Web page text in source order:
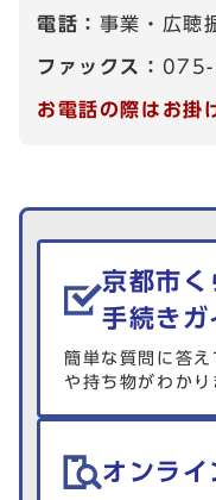
電話： 事業・広
ファックス：
お電話の際はお掛
生活情報を探
京都市く
手続きガ
簡単な質問に答
や持ち物がわかり
オンライ